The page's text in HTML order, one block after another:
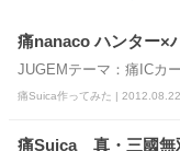
痛nanaco ハンター×
JUGEMテーマ：痛ICカ
痛Suica作ってみた |
痛Suica 真・三國無